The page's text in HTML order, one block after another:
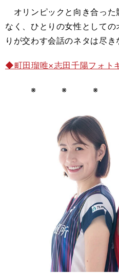
オリンピックと向き合った
なく、ひとりの女性として
りが交わす会話のネタは尽き
◆町田瑠唯×志田千陽フォト
※ ※ ※